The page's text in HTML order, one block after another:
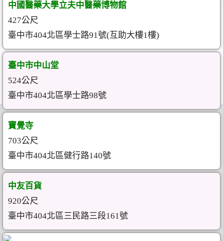
中國醫藥大學立夫中醫藥博物館
427公尺
臺中市404北區學士路91號(互助大樓1樓)
臺中市中山堂
524公尺
臺中市404北區學士路98號
寶覺寺
703公尺
臺中市404北區健行路140號
中友百貨
920公尺
臺中市404北區三民路三段161號